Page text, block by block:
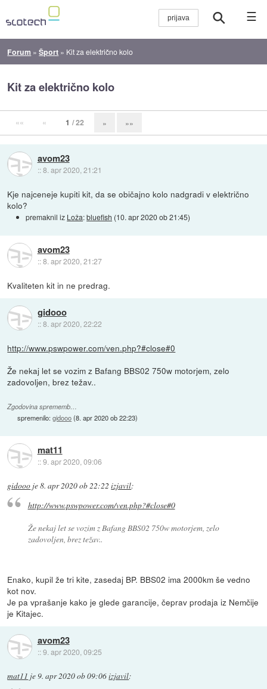
☰
Forum »Šport » Kit za električno kolo
Kit za električno kolo
«« « 1 / 22 » »»
avom23
::8. apr 2020, 21:21
Kje najceneje kupiti kit, da se običajno kolo nadgradi v električno
kolo?
premaknil iz Loža:bluefish (10. apr 2020 ob 21:45)
avom23
::8. apr 2020, 21:27
Kvaliteten kit in ne predrag.
gidooo
::8. apr 2020, 22:22
http://www.pswpower.com/ven.php?#close#0
Že nekaj let se vozim z Bafang BBS02 750w motorjem, zelo
zadovoljen, brez težav..
Zgodovina sprememb…
spremenilo:gidooo(8. apr 2020 ob 22:23)
mat11
::9. apr 2020, 09:06
gidooo je8. apr 2020 ob 22:22 izjavil:
http://www.pswpower.com/ven.php?#close#0
Že nekaj let se vozim z Bafang BBS02 750w motorjem, zelo
zadovoljen, brez težav..
Enako, kupil že tri kite, zasedaj BP. BBS02 ima 2000km še vedno
kot nov.
Je pa vprašanje kako je glede garancije, čeprav prodaja iz Nemčije
je Kitajec.
avom23
::9. apr 2020, 09:25
mat11 je9. apr 2020 ob 09:06izjavil: